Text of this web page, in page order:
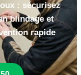
: sécurisez
blindage et
rapide